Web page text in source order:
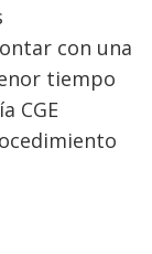
con una
tiempo
CGE